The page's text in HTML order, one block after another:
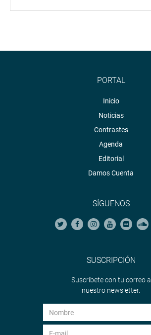
PORTAL
Inicio
Noticias
Contrastes
Agenda
Editorial
Damos Cuenta
SÍGUENOS
SUSCRIPCIÓN
Suscríbete con tu correo a
nuestro newsletter.